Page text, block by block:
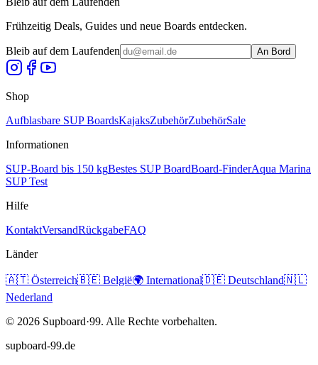
Frühzeitig Deals, Guides und neue Boards entdecken.
Bleib auf dem Laufenden An Bord
Shop
Aufblasbare SUP BoardsKajaksZubehörZubehörSale
Informationen
SUP-Board bis 150 kgBestes SUP BoardBoard-FinderAqua Marina
SUP Test
Hilfe
KontaktVersandRückgabeFAQ
Länder
🇦🇹 Österreich🇧🇪 België🌍 International🇩🇪 Deutschland🇳🇱
Nederland
© 2026 Supboard·99. Alle Rechte vorbehalten.
supboard-99.de